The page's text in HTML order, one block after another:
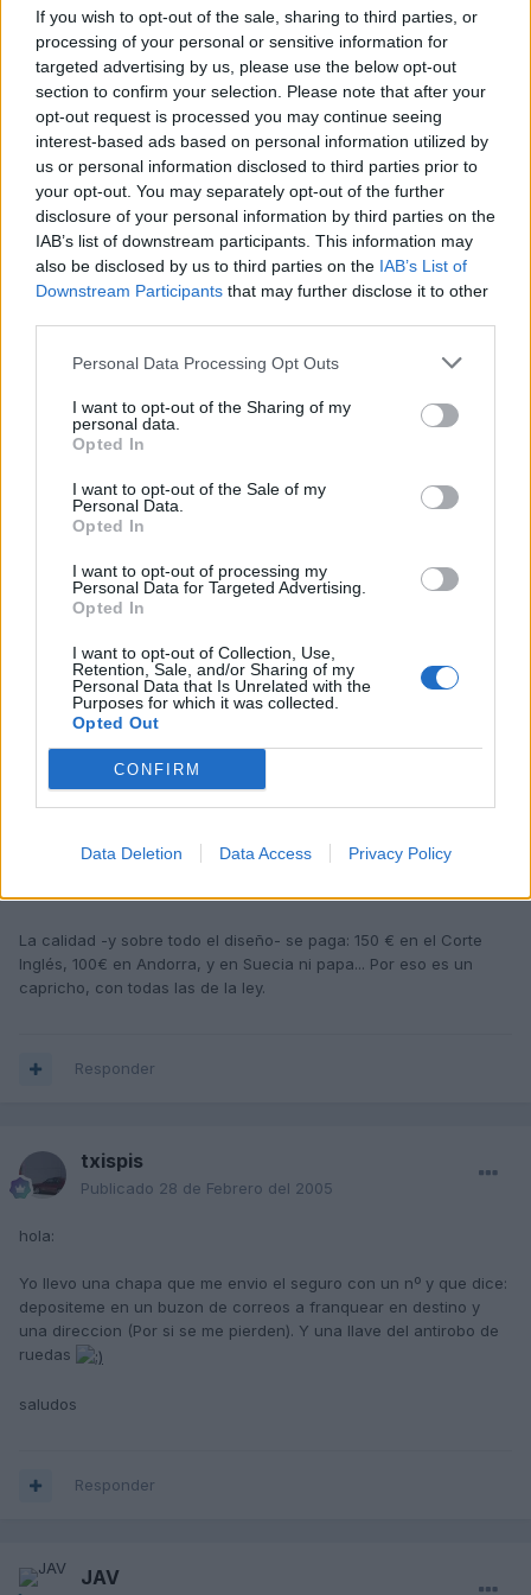
If you wish to opt-out of the sale, sharing to third parties, or
processing of your personal or sensitive information for
targeted advertising by us, please use the below opt-out
section to confirm your selection. Please note that after your
opt-out request is processed you may continue seeing
interest-based ads based on personal information utilized by
us or personal information disclosed to third parties prior to
your opt-out. You may separately opt-out of the further
disclosure of your personal information by third parties on the
IAB’s list of downstream participants. This information may
also be disclosed by us to third parties on the IAB’s List of
Downstream Participants that may further disclose it to other
Personal Data Processing Opt Outs
I want to opt-out of the Sharing of my
personal data.
Opted In
I want to opt-out of the Sale of my
Personal Data.
Opted In
I want to opt-out of processing my
Personal Data for Targeted Advertising.
Opted In
I want to opt-out of Collection, Use,
Retention, Sale, and/or Sharing of my
Personal Data that Is Unrelated with the
Purposes for which it was collected.
Opted Out
CONFIRM
Data Deletion Data Access Privacy Policy
oxygeno
Publicado27 de Febrero del 2005
Esta es la mía, no se ve muy bien pero... :blink:
Un saludo. Oxygeno
Editado27 de Febrero del 2005por oxygeno
Responder
Publicado27 de Febrero del 2005
coche, la de casa, la del portal y la del buzón. Y una arandela
redonda de un llavero para cogerlas a todas y dicho llavero lo
auroraboreal yo dejaba el cordel ese, le da un look muy retro
Responder
thecayflow
Si te quieres dar el capricho hay un modelo de llavero de caucho
La calidad -y sobre todo el diseño- se paga: 150 € en el Corte
Inglés, 100€ en Andorra, y en Suecia ni papa... Por eso es un
capricho, con todas las de la ley.
Responder
txispis
Publicado 28 de Febrero del 2005
hola:
Yo llevo una chapa que me envio el seguro con un nº y que dice:
depositeme en un buzon de correos a franquear en destino y
una direccion (Por si se me pierden). Y una llave del antirobo de
ruedas
saludos
Responder
JAV